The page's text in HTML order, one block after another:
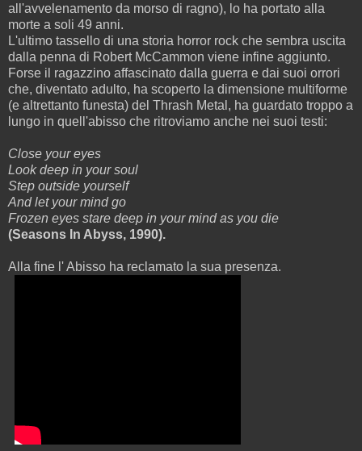
all'avvelenamento da morso di ragno), lo ha portato alla
morte a soli 49 anni.
L'ultimo tassello di una storia horror rock che sembra uscita
dalla penna di Robert McCammon viene infine aggiunto.
Forse il ragazzino affascinato dalla guerra e dai suoi orrori
che, diventato adulto, ha scoperto la dimensione multiforme
(e altrettanto funesta) del Thrash Metal, ha guardato troppo a
lungo in quell'abisso che ritroviamo anche nei suoi testi:
Close your eyes
Look deep in your soul
Step outside yourself
And let your mind go
Frozen eyes stare deep in your mind as you die
(Seasons In Abyss, 1990).
Alla fine l' Abisso ha reclamato la sua presenza.